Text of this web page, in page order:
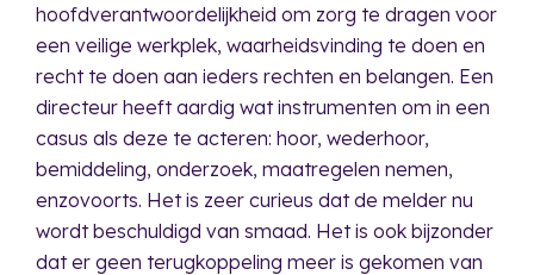
hoofdverantwoordelijkheid om zorg te dragen voor
een veilige werkplek, waarheidsvinding te doen en
recht te doen aan ieders rechten en belangen. Een
directeur heeft aardig wat instrumenten om in een
casus als deze te acteren: hoor, wederhoor,
bemiddeling, onderzoek, maatregelen nemen,
enzovoorts. Het is zeer curieus dat de melder nu
wordt beschuldigd van smaad. Het is ook bijzonder
dat er geen terugkoppeling meer is gekomen van